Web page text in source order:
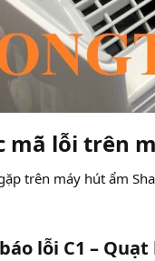
mã lỗi trên
trên máy hút ẩm
lỗi C1 – Quạt